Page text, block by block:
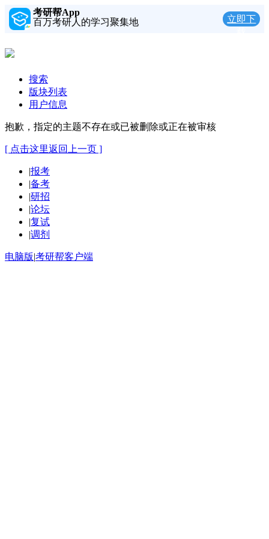
考研帮App
百万考研人的学习聚集地
立即下
搜索
版块列表
用户信息
抱歉，指定的主题不存在或已被删除或正在被审核
[ 点击这里返回上一页 ]
|报考
|备考
|研招
|论坛
|复试
|调剂
电脑版|考研帮客户端